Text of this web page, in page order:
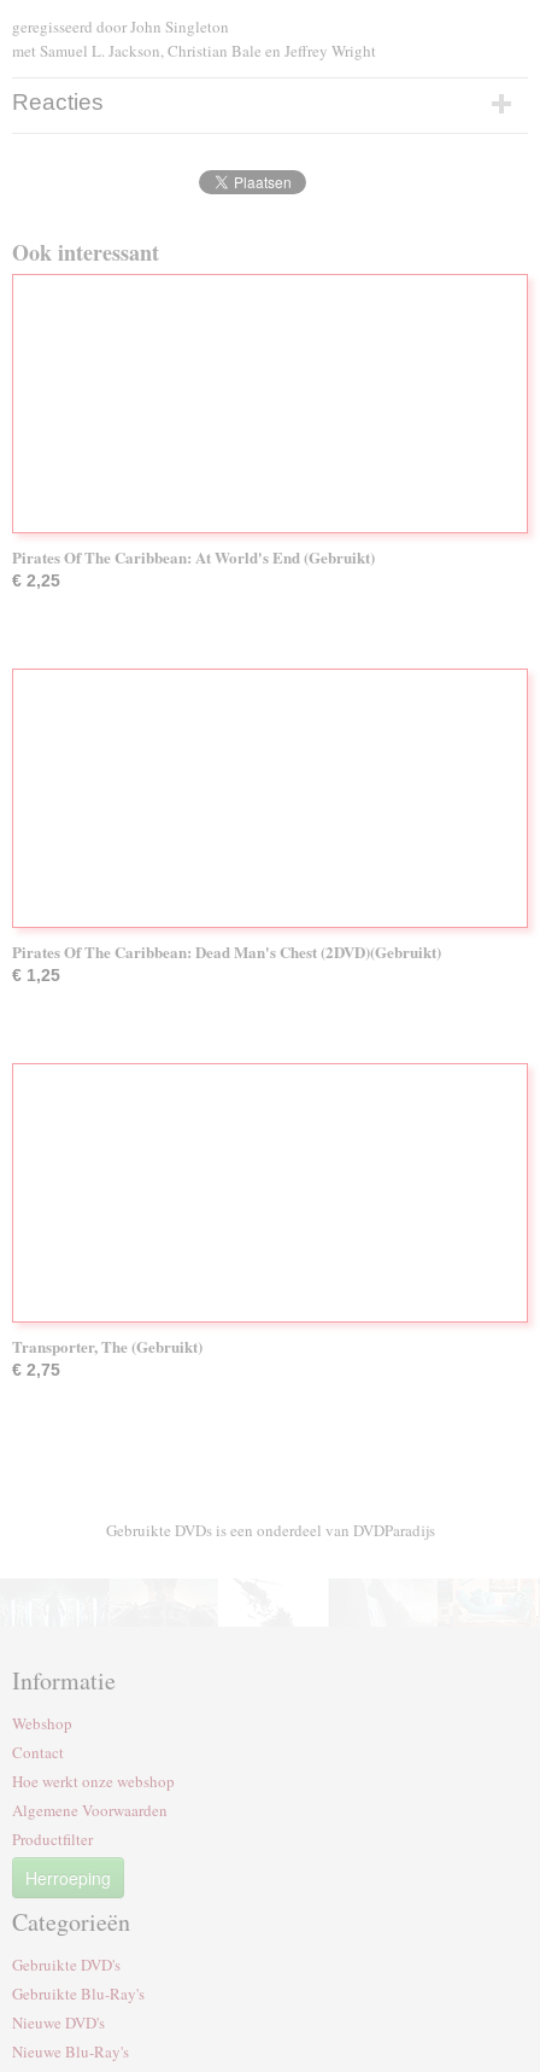
geregisseerd door John Singleton
met Samuel L. Jackson, Christian Bale en Jeffrey Wright
Reacties
Ook interessant
Pirates Of The Caribbean: At World's End (Gebruikt)
€ 2,25
Pirates Of The Caribbean: Dead Man's Chest (2DVD)(Gebruikt)
€ 1,25
Transporter, The (Gebruikt)
€ 2,75
Gebruikte DVDs is een onderdeel van DVDParadijs
Informatie
Webshop
Contact
Hoe werkt onze webshop
Algemene Voorwaarden
Productfilter
Herroeping
Categorieën
Gebruikte DVD's
Gebruikte Blu-Ray's
Nieuwe DVD's
Nieuwe Blu-Ray's